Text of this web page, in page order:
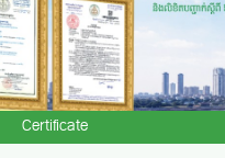
Certificate